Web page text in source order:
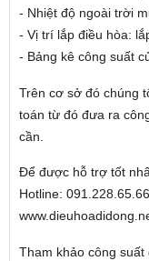
- Nhiệt độ ngoài trời
- Vị trí lắp điều hòa:
- Bảng kê công suất
Trên cơ sở đó chúng
toán từ đó đưa ra
cần.
Để được hỗ trợ tốt
Hotline:
Tham khảo công